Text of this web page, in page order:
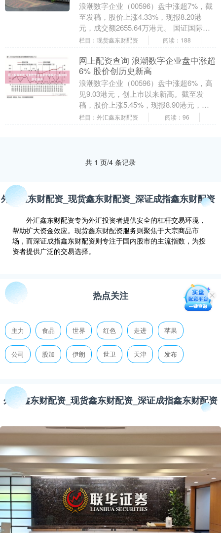
浪潮数字企业（00596）盘中涨超7%，截
至发稿，股价上涨4.33%，现报8.20港
元，成交额2655.64万港元。 国证国际发
布研报称，浪潮数字企业作为中国E....
栏目：现货鑫东财配资 阅读：188
网上配资查询 浪潮数字企业盘中涨超
6% 股价创历史新高
浪潮数字企业（00596）盘中涨超6%，高
见9.03港元，创上市以来新高。截至发
稿，股价上涨5.45%，现报8.90港元，成
交额3832.90万港元，总市值突破....
栏目：外汇鑫东财配资 阅读：96
共 1 页/4 条记录
外汇鑫东财配资_现货鑫东财配资_深证成指鑫东财配资
外汇鑫东财配资专为外汇投资者提供安全的杠杆交易环境，
帮助扩大资金效应。现货鑫东财配资服务则聚焦于大宗商品市
场，而深证成指鑫东财配资则专注于国内股市的主流指数，为投
资者提供广泛的交易选择。
热点关注
主力 食品 世界 红色 走进 苹果
公司 股加 伊朗 世卫 天津 发布
外汇鑫东财配资_现货鑫东财配资_深证成指鑫东财配资